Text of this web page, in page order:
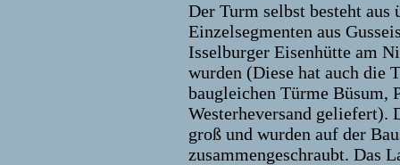
Der Turm selbst besteht aus
Einzelsegmenten aus
Isselburger Eisenhütte am
wurden (Diese hat auch die
baugleichen Türme Büsum,
Westerheversand geliefert).
groß und wurden auf der
zusammengeschraubt. Das